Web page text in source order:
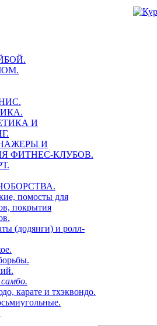
И
И
ФИТНЕС-КЛУБОВ.
помосты для
покрытия
(додянги) и ролл-
карате и тхэквондо.